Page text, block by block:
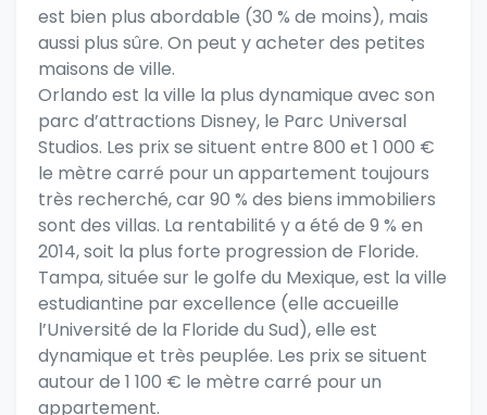
est bien plus abordable (30 % de moins), mais
aussi plus sûre. On peut y acheter des petites
maisons de ville.
Orlando est la ville la plus dynamique avec son
parc d’attractions Disney, le Parc Universal
Studios. Les prix se situent entre 800 et 1 000 €
le mètre carré pour un appartement toujours
très recherché, car 90 % des biens immobiliers
sont des villas. La rentabilité y a été de 9 % en
2014, soit la plus forte progression de Floride.
Tampa, située sur le golfe du Mexique, est la ville
estudiantine par excellence (elle accueille
l’Université de la Floride du Sud), elle est
dynamique et très peuplée. Les prix se situent
autour de 1 100 € le mètre carré pour un
appartement.